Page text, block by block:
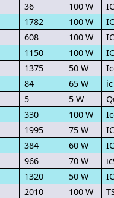
36 100 W
1782 100 W
608 100 W
1150 100 W
1375 50 W
84 65 W
5 5 W
330 100 W
1995 75 W
384 60 W
966 70 W
1320 50 W
2010 100 W